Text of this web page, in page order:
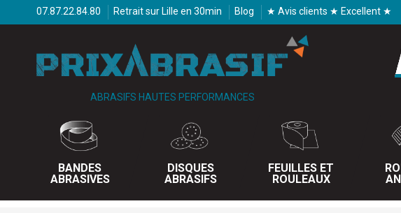
07.87.22.84.80 Retrait sur Lille en 30min Blog ★ Avis clients ★ Excellent ★
ABRASIFS HAUTES PERFORMANCES
BANDES
ABRASIVES
DISQUES
ABRASIFS
FEUILLES ET
ROULEAUX